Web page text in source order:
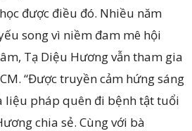
được điều đó. Nhiều năm
song vì niềm đam mê hội
Tạ Diệu Hương vẫn tham gia
“Được truyền cảm hứng sáng
liệu pháp quên đi bệnh tật tuổi
chia sẻ. Cùng với bà